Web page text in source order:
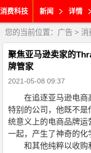
消费科技 新闻 详情
您的当前位置： 广告 > 消
聚焦亚马逊卖家的
牌管家
2021-05-08 09:37
在追逐亚马逊电商
特别的公司，他既不
统意义上的电商品牌
一起，产生了神奇的化
和其他纯粹以收购